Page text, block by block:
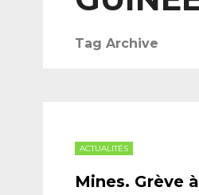
Tag Archive
ACTUALITÉS
Mines. Grève